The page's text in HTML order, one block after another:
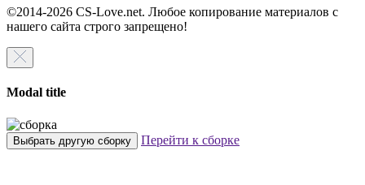
©2014-2026 CS-Love.net. Любое копирование материалов с
нашего сайта строго запрещено!
Modal title
Выбрать другую сборку Перейти к сборке